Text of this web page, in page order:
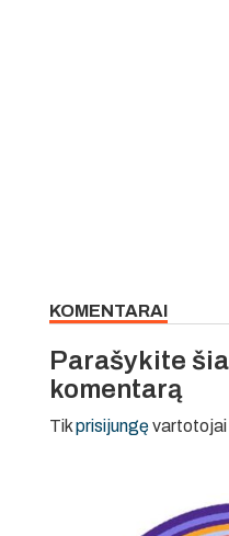
KOMENTARAI
Parašykite
komentarą
Tikprisijungęvartotojai